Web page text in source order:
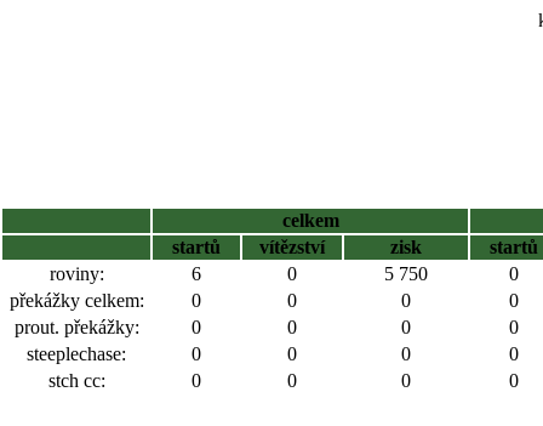
celkem
startů
vítězství zisk
startů
roviny:
6 0 5 750
0
překážky celkem:
0 0 0
0
prout. překážky:
0 0 0
0
steeplechase:
0 0 0
0
stch cc:
0 0 0 0